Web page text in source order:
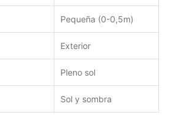
Pequeña (0-0,5m)
Exterior
Pleno sol
Sol y sombra